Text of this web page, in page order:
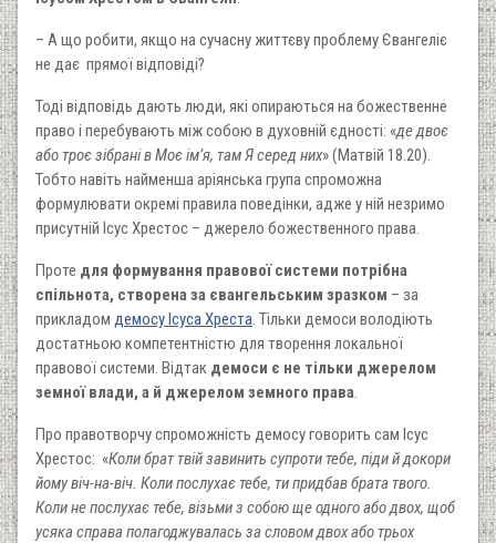
– А що робити, якщо на сучасну життєву проблему Євангеліє
не дає прямої відповіді?
Тоді відповідь дають люди, які опираються на божественне
право і перебувають між собою в духовній єдності: «де двоє
або троє зібрані в Моє ім’я, там Я серед них» (Матвій 18.20).
Тобто навіть найменша аріянська група спроможна
формулювати окремі правила поведінки, адже у ній незримо
присутній Ісус Хрестос – джерело божественного права.
Проте для формування правової системи потрібна
спільнота, створена за євангельським зразком – за
прикладом демосу Ісуса Хреста. Тільки демоси володіють
достатньою компетентністю для творення локальної
правової системи. Відтак демоси є не тільки джерелом
земної влади, а й джерелом земного права.
Про правотворчу спроможність демосу говорить сам Ісус
Хрестос: «Коли брат твій завинить супроти тебе, піди й докори
йому віч-на-віч. Коли послухає тебе, ти придбав брата твого.
Коли не послухає тебе, візьми з собою ще одного або двох, щоб
усяка справа полагоджувалась за словом двох або трьох